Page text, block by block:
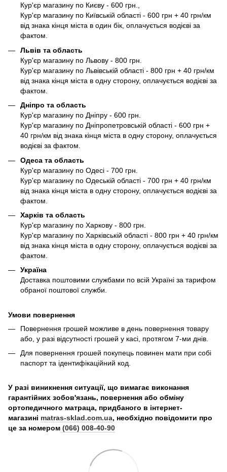
Кур'єр магазину по Києву - 600 грн.,
Кур'єр магазину по Київській області - 600 грн + 40 грн/км
від знака кінця міста в один бік, оплачується водієві за
фактом.
Львів та область
Кур'єр магазину по Львову - 800 грн.
Кур'єр магазину по Львівській області - 800 грн + 40 грн/км
від знака кінця міста в одну сторону, оплачується водієві за
фактом.
Дніпро та область
Кур'єр магазину по Дніпру - 600 грн.
Кур'єр магазину по Дніпропетровській області - 600 грн +
40 грн/км від знака кінця міста в одну сторону, оплачується
водієві за фактом.
Одеса та область
Кур'єр магазину по Одесі - 700 грн.
Кур'єр магазину по Одеській області - 700 грн + 40 грн/км
від знака кінця міста в одну сторону, оплачується водієві за
фактом.
Харків та область
Кур'єр магазину по Харкову - 800 грн.
Кур'єр магазину по Харківській області - 800 грн + 40 грн/км
від знака кінця міста в одну сторону, оплачується водієві за
фактом.
Україна
Доставка поштовими службами по всій Україні за тарифом
обраної поштової служби.
Умови повернення
Повернення грошей можливе в день повернення товару
або, у разі відсутності грошей у касі, протягом 7-ми днів.
Для повернення грошей покупець повинен мати при собі
паспорт та ідентифікаційний код.
У разі виникнення ситуації, що вимагає виконання
гарантійних зобов'язань, повернення або обміну
ортопедичного матраца, придбаного в інтернет-
магазині matras-sklad.com.ua, необхідно повідомити про
це за номером (066) 008-40-90